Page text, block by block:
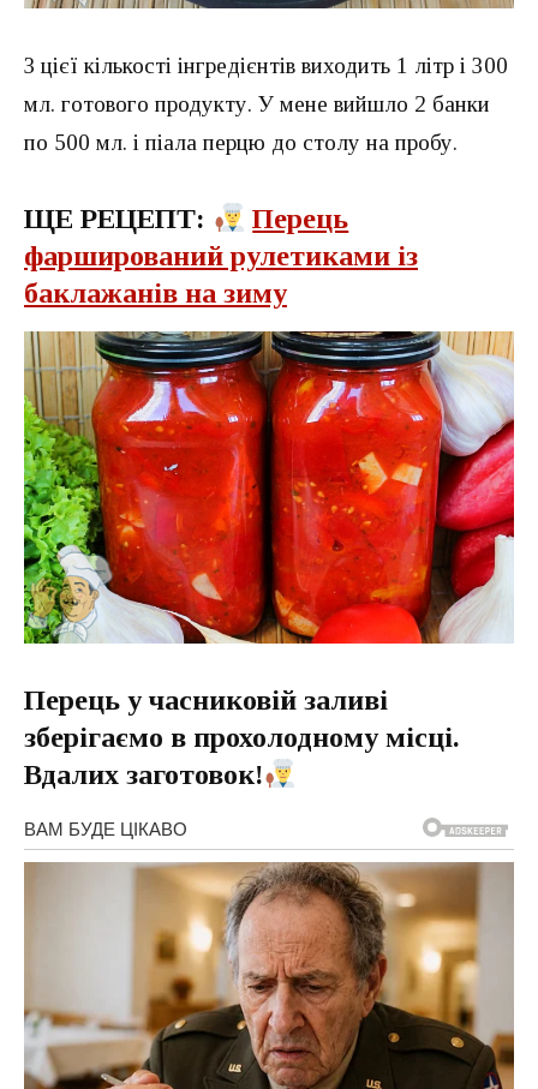
З цієї кількості інгредієнтів виходить 1 літр і 300
мл. готового продукту. У мене вийшло 2 банки
по 500 мл. і піала перцю до столу на пробу.
ЩЕ РЕЦЕПТ:
Перець
фарширований рулетиками із
баклажанів на зиму
Перець у часниковій заливі
зберігаємо в прохолодному місці.
Вдалих заготовок!